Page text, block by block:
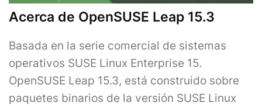
Acerca de OpenSUSE Leap 15.3
Basada en la serie comercial de sistemas
operativos SUSE Linux Enterprise 15.
OpenSUSE Leap 15.3, está construido sobre
paquetes binarios de la versión SUSE Linux